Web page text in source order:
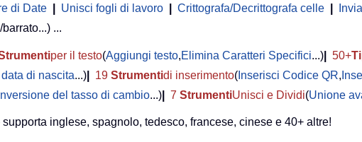
di Date Unisci fogli di lavoro Crittografa/Decrittografa celle
...
per il testo(Aggiungi testo,Elimina Caratteri Specifici...) 50+
di nascita...) 19 Strumentidi inserimento( Inserisci Codice QR,
del tasso di cambio...) 7 StrumentiUnisci e Dividi(Unione
inglese, spagnolo, tedesco, francese, cinese e 40+ altre!